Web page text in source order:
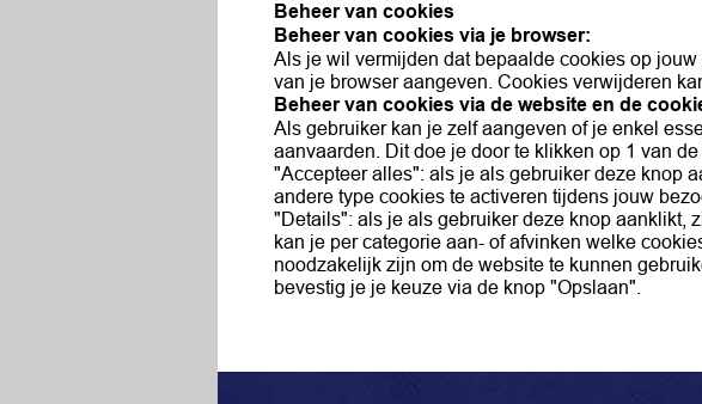
Beheer van cookies
Beheer van cookies via je browser:
Als je wil vermijden dat bepaalde cookies op
van je browser aangeven. Cookies verwijderen
Beheer van cookies via de website en de
Als gebruiker kan je zelf aangeven of je enkel
aanvaarden. Dit doe je door te klikken op 1 van
"Accepteer alles": als je als gebruiker deze knop
andere type cookies te activeren tijdens jouw
"Details": als je als gebruiker deze knop aanklikt,
kan je per categorie aan- of afvinken welke
noodzakelijk zijn om de website te kunnen
bevestig je je keuze via de knop "Opslaan".